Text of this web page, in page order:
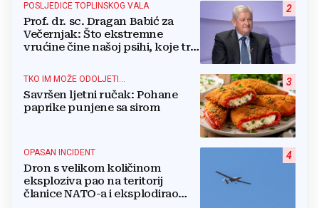
2
POSLJEDICE TOPLINSKOG VALA
Prof. dr. sc. Dragan Babić za
Večernjak: Što ekstremne
vrućine čine našoj psihi, koje tri
boriti...
3
TKO IM MOŽE ODOLJETI...
Savršen ljetni ručak: Pohane
paprike punjene sa sirom
4
OPASAN INCIDENT
Dron s velikom količinom
eksploziva pao na teritorij
članice NATO-a i eksplodirao